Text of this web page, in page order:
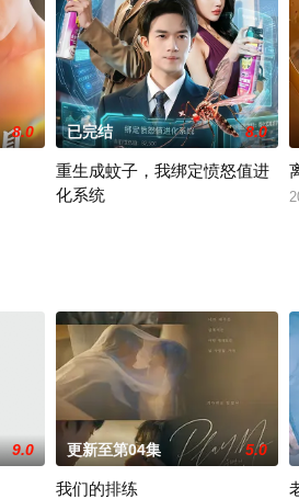
8.0 已完结 8.0
重生成蚊子，我绑定愤怒值进
化系统
9.0 更新至第04集 5.0
我们的排练